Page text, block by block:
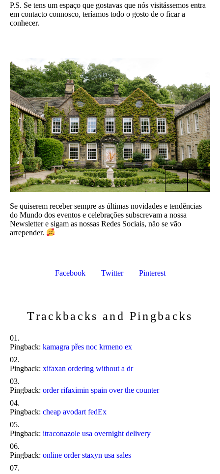
P.S. Se tens um espaço que gostavas que nós visitássemos entra
em contacto connosco, teríamos todo o gosto de o ficar a
conhecer.
Se quiserem receber sempre as últimas novidades e tendências
do Mundo dos eventos e celebrações subscrevam a nossa
Newsletter e sigam as nossas Redes Sociais, não se vão
arrepender.
Facebook Twitter Pinterest
Trackbacks and Pingbacks
Pingback: kamagra přes noc krmeno ex
Pingback: xifaxan ordering without a dr
Pingback: order rifaximin spain over the counter
Pingback: cheap avodart fedEx
Pingback: itraconazole usa overnight delivery
Pingback: online order staxyn usa sales